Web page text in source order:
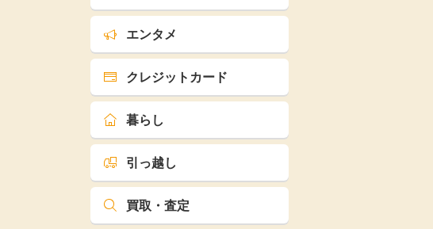
エンタメ
クレジットカード
暮らし
引っ越し
買取・査定